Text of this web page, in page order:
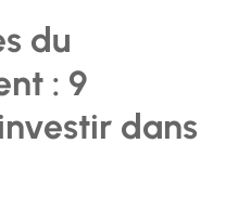
du
: 9
dans